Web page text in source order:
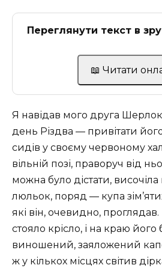
Переглянути текст в
📖 Читати
Я навідав мого друга
день Різдва — привітати його
сидів у своєму червоному
вільній позі, праворуч від
можна було дістати, височіла
люльок, поряд — купа
які він, очевидно,
стояло крісло, і на краю його
виношений, заяложений
ж у кількох місцях світив